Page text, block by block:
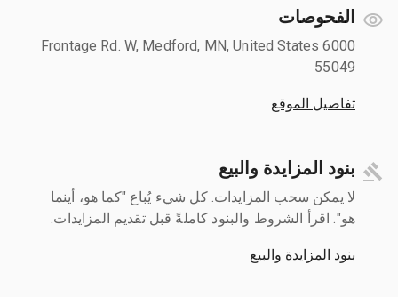
الفحوصات
6000 Frontage Rd. W, Medford, MN, United States
55049
تفاصيل الموقع
بنود المزايدة والبيع
لا يمكن سحب المزايدات. كل شيء يُباع "كما هو، أينما
هو". اقرأ الشروط والبنود كاملةً قبل تقديم المزايدات.
بنود المزايدة والبيع